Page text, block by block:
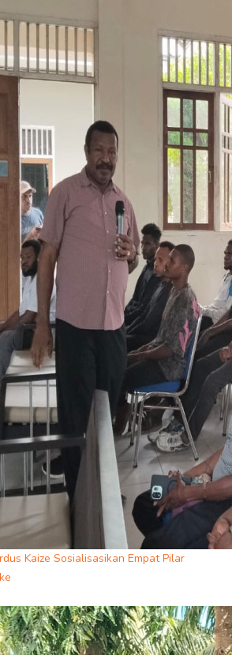
Kaize Sosialisasikan Empat Pilar